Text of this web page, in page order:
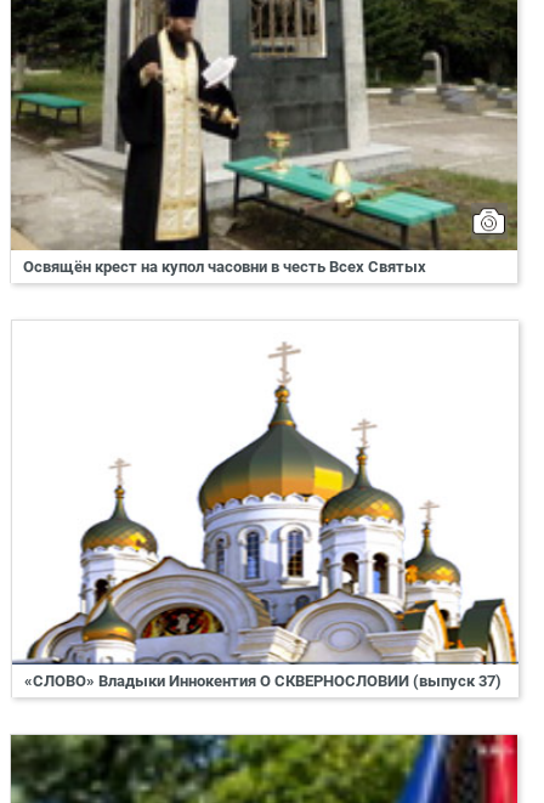
Освящён крест на купол часовни в честь Всех Святых
«СЛОВО» Владыки Иннокентия О СКВЕРНОСЛОВИИ (выпуск 37)